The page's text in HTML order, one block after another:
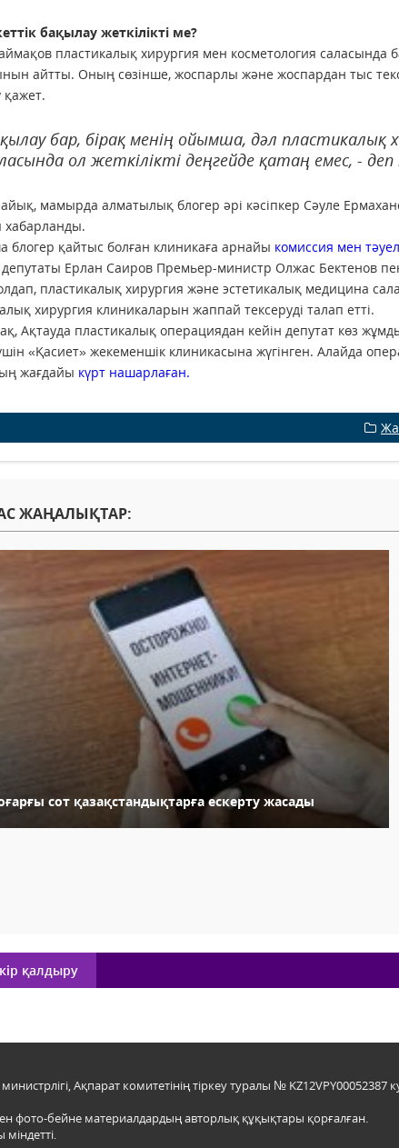
бақылау жеткілікті ме?
пластикалық хирургия мен косметология саласында
айтты. Оның сөзінше, жоспарлы және жоспардан тыс
қажет.
бар, бірақ менің ойымша, дәл пластикалық
ол жеткілікті деңгейде қатаң емес, - деп
мамырда алматылық блогер әрі кәсіпкер Сәуле
хабарланды.
блогер қайтыс болған клиникаға арнайы комиссия мен
депутаты Ерлан Саиров Премьер-министр Олжас Бектенов
пластикалық хирургия және эстетикалық медицина
хирургия клиникаларын жаппай тексеруді талап етті.
Ақтауда пластикалық операциядан кейін депутат көз
«Қасиет» жекеменшік клиникасына жүгінген. Алайда
жағдайы күрт нашарлаған.
ЖАҢАЛЫҚТАР:
сот қазақстандықтарға ескерту жасады
қалдыру
Ақпарат комитетінің тіркеу туралы № KZ12VPY00052387
фото-бейне материалдардың авторлық құқықтары қорғалған.